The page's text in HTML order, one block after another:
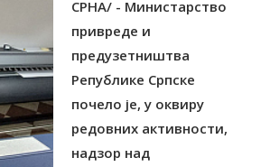
СРНА/ - Министарство
привреде и
предузетништва
Републике Српске
почело је, у оквиру
редовних активности,
надзор над